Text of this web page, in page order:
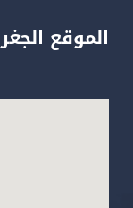
الموقع